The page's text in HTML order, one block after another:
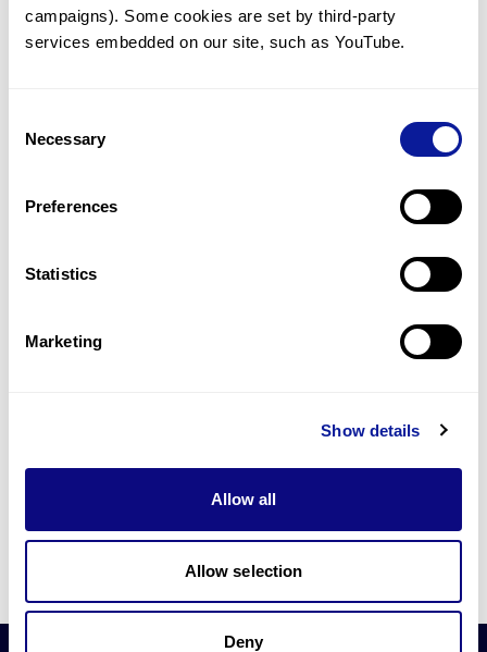
campaigns). Some cookies are set by third-party
services embedded on our site, such as YouTube.
Selection
Necessary
Preferences
Statistics
Marketing
Show details
Allow all
Allow selection
Deny
문의하기
미진단된 경우에 재분석을 통해 후속 케어를 받을 수 있습니다.
최신 유전학 정보 제공
블로그와 뉴스레터를 통해 최신 유전학 정보를 제공해 드립니다.
쓰리빌리언은 유전자 진단에 필요한 여러 기술의 개발과 도입에 힘쓰고 있습니
더 정확한 변이 해석과 높은 진단율을 위한 쓰리빌리언의 기술에 대해 알아보